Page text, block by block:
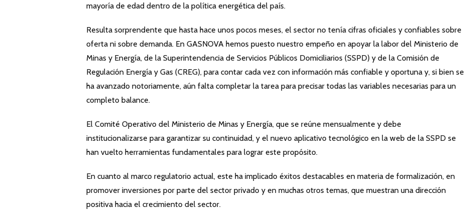
mayoría de edad dentro de la política energética del país.
Resulta sorprendente que hasta hace unos pocos meses, el sector no tenía cifras oficiales y confiables sobre
oferta ni sobre demanda. En GASNOVA hemos puesto nuestro empeño en apoyar la labor del Ministerio de
Minas y Energía, de la Superintendencia de Servicios Públicos Domiciliarios (SSPD) y de la Comisión de
Regulación Energía y Gas (CREG), para contar cada vez con información más confiable y oportuna y, si bien se
ha avanzado notoriamente, aún falta completar la tarea para precisar todas las variables necesarias para un
completo balance.
El Comité Operativo del Ministerio de Minas y Energía, que se reúne mensualmente y debe
institucionalizarse para garantizar su continuidad, y el nuevo aplicativo tecnológico en la web de la SSPD se
han vuelto herramientas fundamentales para lograr este propósito.
En cuanto al marco regulatorio actual, este ha implicado éxitos destacables en materia de formalización, en
promover inversiones por parte del sector privado y en muchas otros temas, que muestran una dirección
positiva hacia el crecimiento del sector.